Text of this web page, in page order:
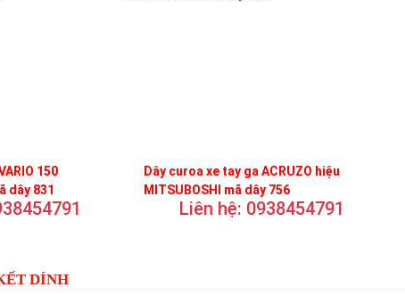
150
dây 831
Dây curoa xe tay ga ACRUZO hiệu
MITSUBOSHI mã dây 756
Liên hệ: 0938454791
DÍNH